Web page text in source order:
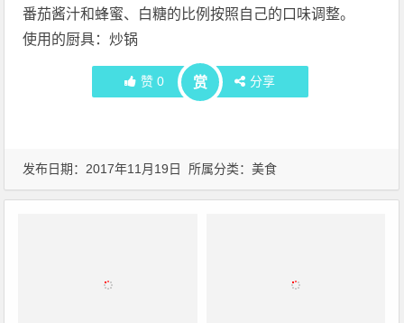
番茄酱汁和蜂蜜、白糖的比例按照自己的口味调整。
使用的厨具：炒锅
赞 0 赏 分享
发布日期：2017年11月19日 所属分类：美食